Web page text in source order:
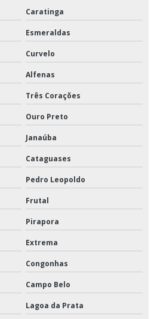
Caratinga
Esmeraldas
Curvelo
Alfenas
Três Corações
Ouro Preto
Janaúba
Cataguases
Pedro Leopoldo
Frutal
Pirapora
Extrema
Congonhas
Campo Belo
Lagoa da Prata